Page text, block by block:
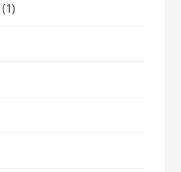
(1)